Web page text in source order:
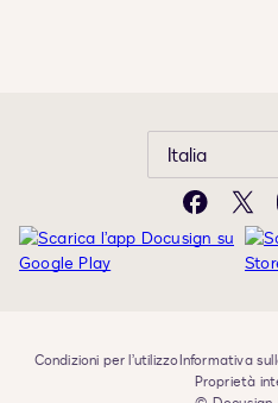
Italia
Facebook
X
Condizioni per l’utilizzoInformativa
Proprietà